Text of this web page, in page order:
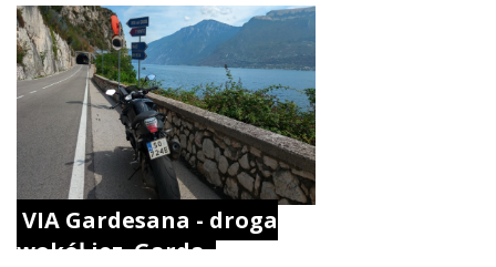
VIA Gardesana - droga
wokół jez. Garda.